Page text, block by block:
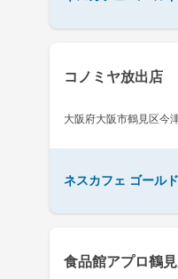
コノミヤ放出店
大阪府大阪市鶴見区今
ネスカフェ ゴール
食品館アプロ鶴